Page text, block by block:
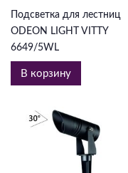
Подсветка для лестниц
ODEON LIGHT VITTY
6649/5WL
В корзину